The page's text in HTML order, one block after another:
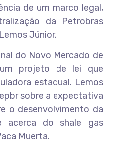
de um marco legal,
da Petrobras
Júnior.
do Novo Mercado de
projeto de lei que
estadual. Lemos
sobre a expectativa
o desenvolvimento da
acerca do shale gas
Muerta.